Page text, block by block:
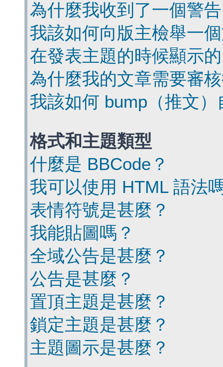
為什麼我收到了一個警
我該如何向版主檢舉一
在發表主題的時候顯示
為什麼我的文章需要審
我該如何 bump（推文
格式和主題類型
什麼是 BBCode？
我可以使用 HTML 語法
表情符號是甚麼？
我能貼圖嗎？
全域公告是甚麼？
公告是甚麼？
置頂主題是甚麼？
鎖定主題是甚麼？
主題圖示是甚麼？